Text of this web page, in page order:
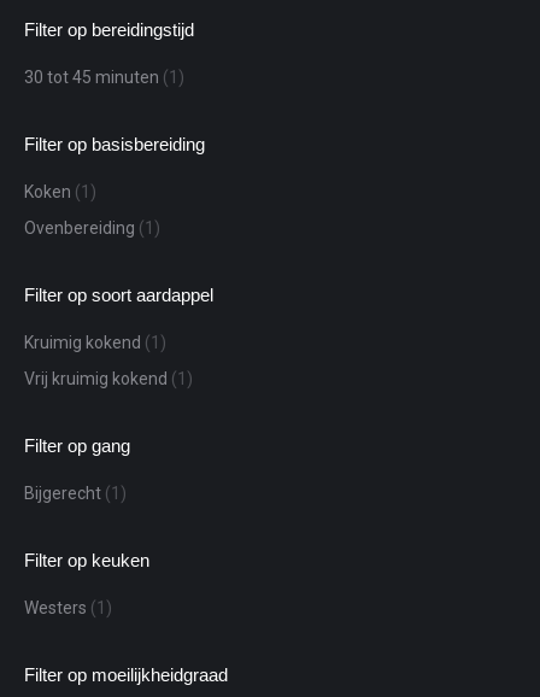
Filter op bereidingstijd
30 tot 45 minuten (1)
Filter op basisbereiding
Koken (1)
Ovenbereiding (1)
Filter op soort aardappel
Kruimig kokend (1)
Vrij kruimig kokend (1)
Filter op gang
Bijgerecht (1)
Filter op keuken
Westers (1)
Filter op moeilijkheidgraad